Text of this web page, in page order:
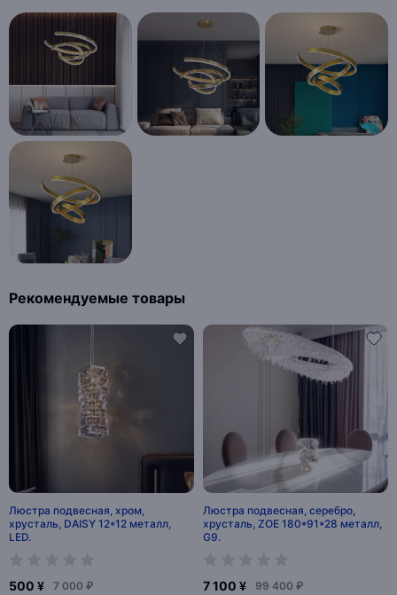
Рекомендуемые товары
Люстра подвесная, хром,
хрусталь, DAISY 12*12 металл,
LED.
500 ¥ 7 000 ₽
Люстра подвесная, серебро,
хрусталь, ZOE 180*91*28 металл,
G9.
7 100 ¥ 99 400 ₽